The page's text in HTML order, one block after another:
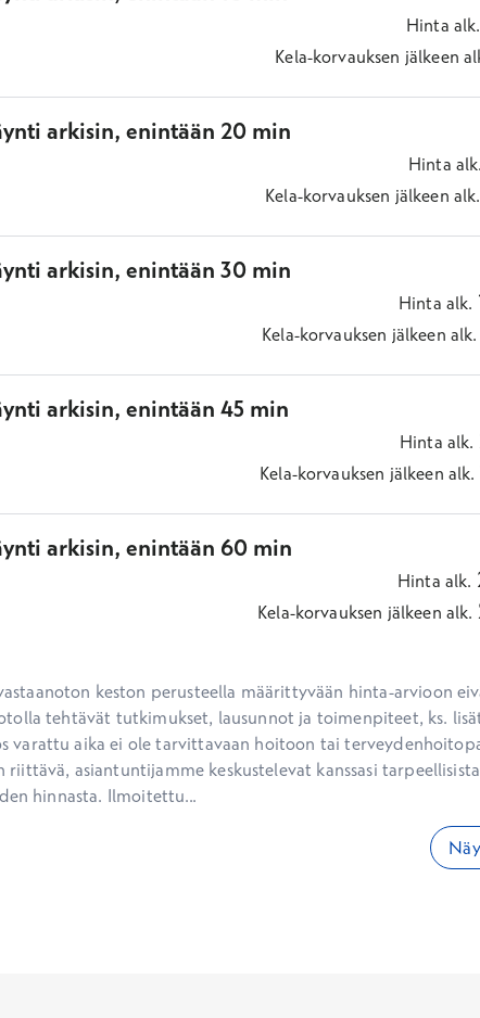
Hinta alk.
Kela-korvauksen jälkeen
arkisin, enintään 20 min
Hinta alk.
Kela-korvauksen jälkeen alk.
arkisin, enintään 30 min
Hinta alk.
Kela-korvauksen jälkeen alk.
arkisin, enintään 45 min
Hinta alk.
Kela-korvauksen jälkeen alk.
arkisin, enintään 60 min
Hinta alk.
Kela-korvauksen jälkeen alk.
keston perusteella määrittyvään hinta-arvioon
tehtävät tutkimukset, lausunnot ja toimenpiteet, ks.
varattu aika ei ole tarvittavaan hoitoon tai
riittävä, asiantuntijamme keskustelevat kanssasi tarpeellisista
hinnasta. Ilmoitettu...